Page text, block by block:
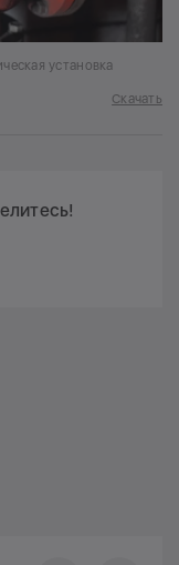
установка
Скачать